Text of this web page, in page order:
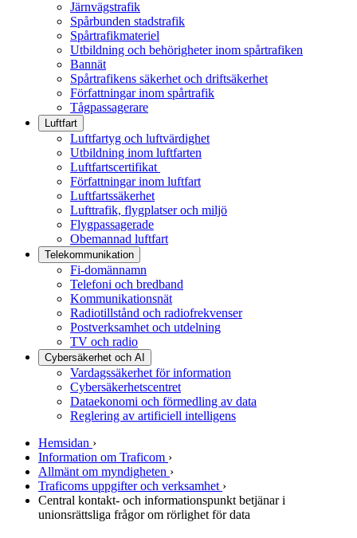
Järnvägstrafik
Spårbunden stadstrafik
Spårtrafikmateriel
Utbildning och behörigheter inom spårtrafiken
Bannät
Spårtrafikens säkerhet och driftsäkerhet
Författningar inom spårtrafik
Tågpassagerare
Luftfart
Luftfartyg och luftvärdighet
Utbildning inom luftfarten
Luftfartscertifikat
Författningar inom luftfart
Luftfartssäkerhet
Lufttrafik, flygplatser och miljö
Flygpassagerade
Obemannad luftfart
Telekommunikation
Fi-domännamn
Telefoni och bredband
Kommunikationsnät
Radiotillstånd och radiofrekvenser
Postverksamhet och utdelning
TV och radio
Cybersäkerhet och AI
Vardagssäkerhet för information
Cybersäkerhetscentret
Dataekonomi och förmedling av data
Reglering av artificiell intelligens
Hemsidan ›
Information om Traficom ›
Allmänt om myndigheten ›
Traficoms uppgifter och verksamhet ›
Central kontakt- och informationspunkt betjänar i
unionsrättsliga frågor om rörlighet för data